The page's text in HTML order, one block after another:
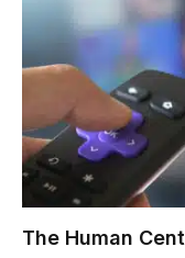
The Human